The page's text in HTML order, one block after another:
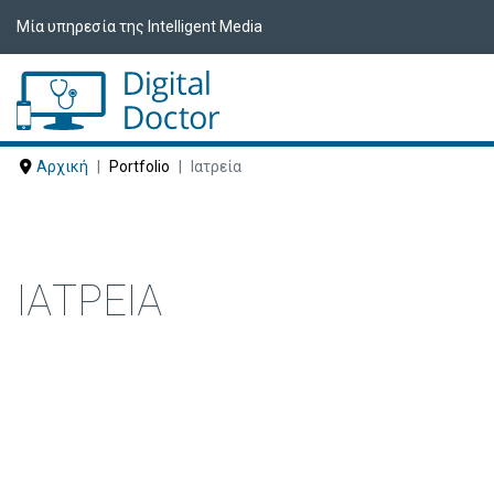
Μία υπηρεσία της Intelligent Media
Αρχική Portfolio Ιατρεία
ΙΑΤΡΕΊΑ